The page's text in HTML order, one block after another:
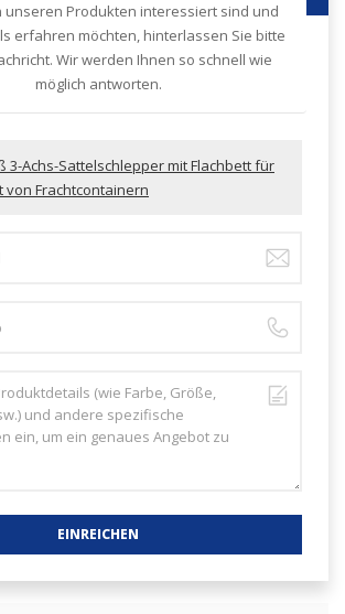
unseren Produkten interessiert sind und
erfahren möchten, hinterlassen Sie bitte
Wir werden Ihnen so schnell wie
möglich antworten.
3-Achs-Sattelschlepper mit Flachbett für
von Frachtcontainern
EINREICHEN